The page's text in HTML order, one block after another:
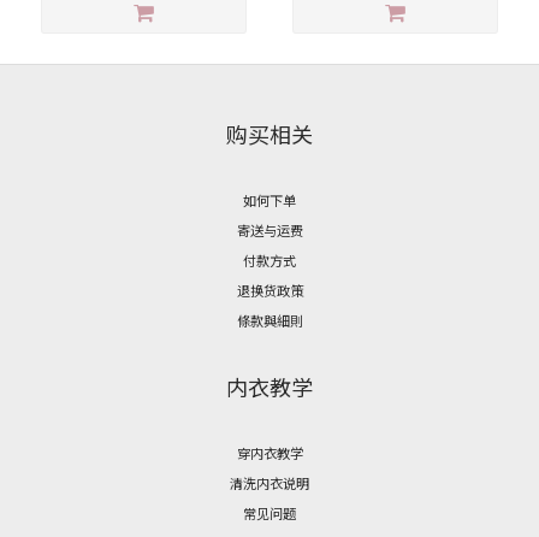
购买相关
如何下单
寄送与运费
付款方式
退换货政策
條款與細則
内衣教学
穿内衣教学
清洗内衣说明
常见问题